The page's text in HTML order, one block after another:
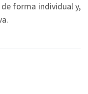
forma individual y,